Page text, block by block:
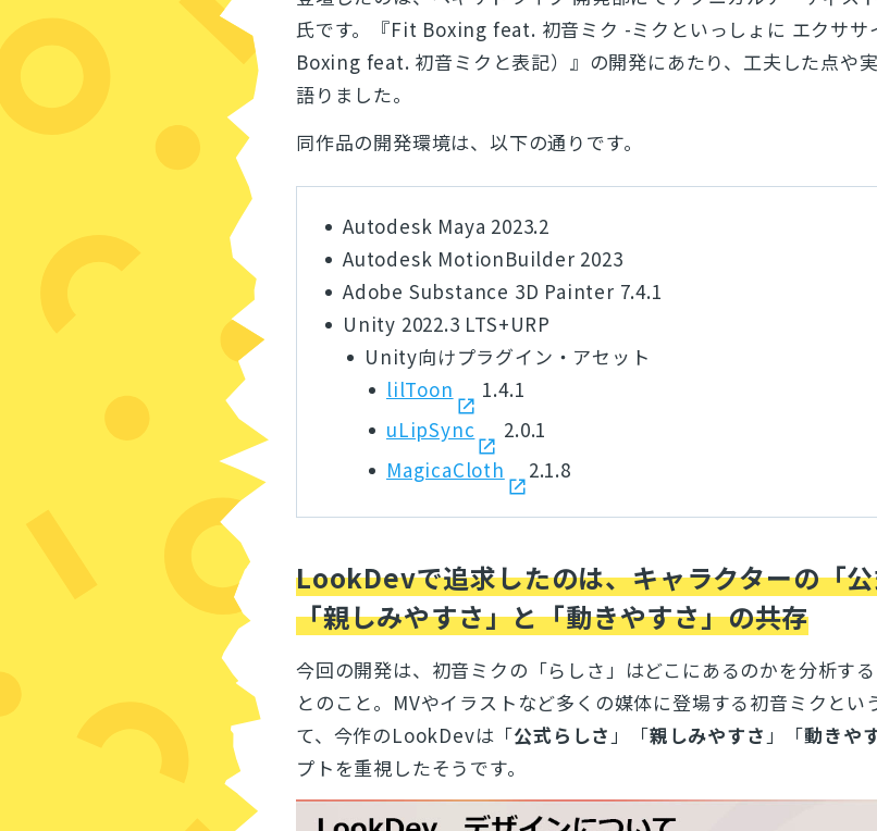
氏です。『Fit Boxing feat. 初音ミク -ミクといっしょに エクサ
Boxing feat. 初音ミクと表記）』の開発にあたり、工夫した点や
語りました。
同作品の開発環境は、以下の通りです。
Autodesk Maya 2023.2
Autodesk MotionBuilder 2023
Adobe Substance 3D Painter 7.4.1
Unity 2022.3 LTS+URP
Unity向けプラグイン・アセット
lilToon
1.4.1
uLipSync
2.0.1
MagicaCloth
2.1.8
LookDevで追求したのは、キャラクターの「
「親しみやすさ」と「動きやすさ」の共存
今回の開発は、初音ミクの「らしさ」はどこにあるのかを分析す
とのこと。MVやイラストなど多くの媒体に登場する初音ミクとい
て、今作のLookDevは「公式らしさ」「親しみやすさ」「動きや
プトを重視したそうです。
とじる
検索